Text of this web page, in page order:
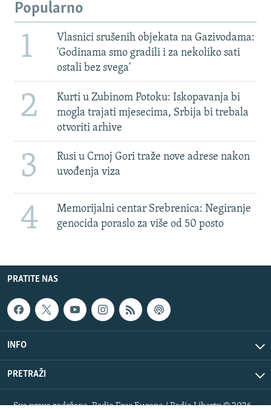
Popularno
1
Vlasnici srušenih objekata na Gazivodama:
'Godinama smo gradili i za nekoliko sati
ostali bez svega'
2
Kurti u Zubinom Potoku: Iskopavanja bi
mogla trajati mjesecima, Srbija bi trebala
otvoriti arhive
3
Rusi u Crnoj Gori traže nove adrese nakon
uvođenja viza
4
Memorijalni centar Srebrenica: Negiranje
genocida poraslo za više od 50 posto
PRATITE NAS
INFO
PRETRAŽI
Sva prava zadržana. Radio Free Europe / Radio Liberty © 2026